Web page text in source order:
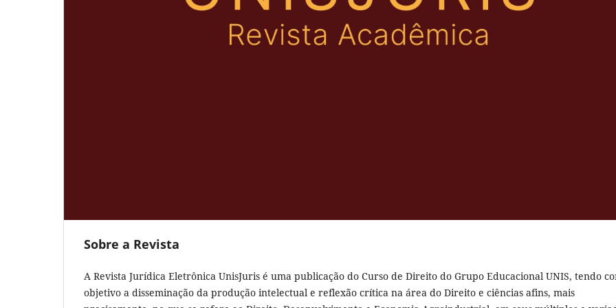
Sobre a Revista
A Revista Jurídica Eletrônica UnisJuris é uma publicação do Curso de Direito do Grupo Educacional UNIS, tendo
objetivo a disseminação da produção intelectual e reflexão crítica na área do Direito e ciências afins, mais